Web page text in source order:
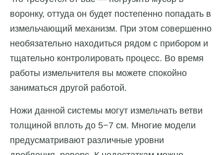
воронку, оттуда он будет постепенно попадать в
измельчающий механизм. При этом совершенно
необязательно находиться рядом с прибором и
тщательно контролировать процесс. Во время
работы измельчителя вы можете спокойно
заниматься другой работой.
Ножи данной системы могут измельчать ветви
толщиной вплоть до 5−7 см. Многие модели
предусматривают различные уровни